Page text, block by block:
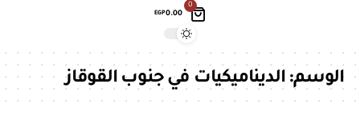
0
EGP0.00
الوسم:الديناميكيات في جنوب القوقاز